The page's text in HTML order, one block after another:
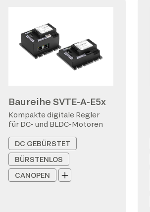
Baureihe SVTE-A-E5x
Kompakte digitale Regler
für DC- und BLDC-Motoren
DC GEBÜRSTET
BÜRSTENLOS
CANOPEN